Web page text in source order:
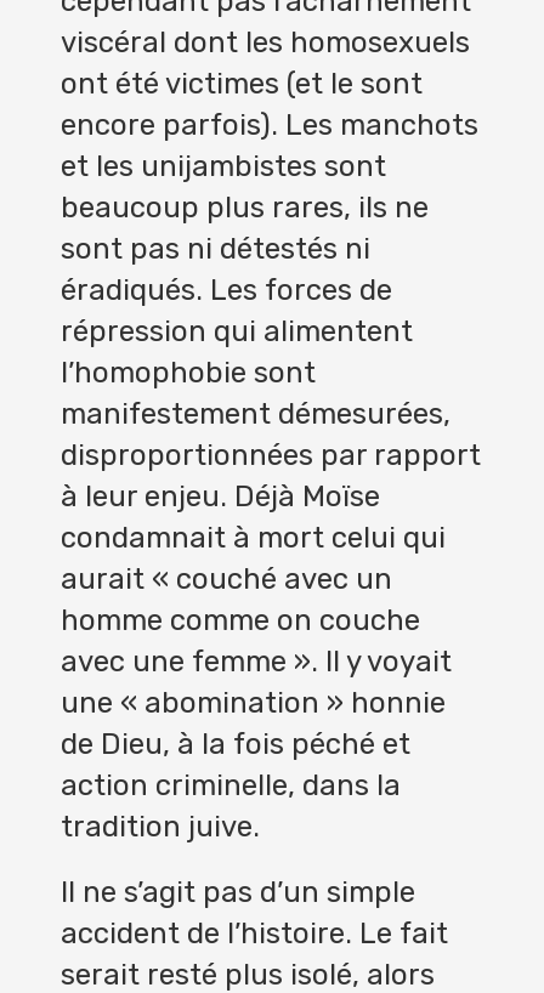
viscéral dont les homosexuels
ont été victimes (et le sont
encore parfois). Les manchots
et les unijambistes sont
beaucoup plus rares, ils ne
sont pas ni détestés ni
éradiqués. Les forces de
répression qui alimentent
l’homophobie sont
manifestement démesurées,
disproportionnées par rapport
à leur enjeu. Déjà Moïse
condamnait à mort celui qui
aurait « couché avec un
homme comme on couche
avec une femme ». Il y voyait
une « abomination » honnie
de Dieu, à la fois péché et
action criminelle, dans la
tradition juive.
Il ne s’agit pas d’un simple
accident de l’histoire. Le fait
serait resté plus isolé, alors